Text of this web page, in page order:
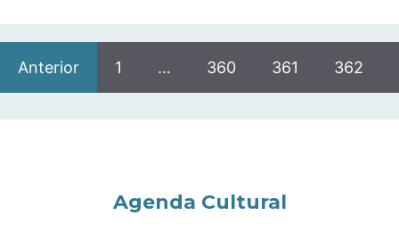
Anterior 1 … 360 361 362
Agenda Cultural